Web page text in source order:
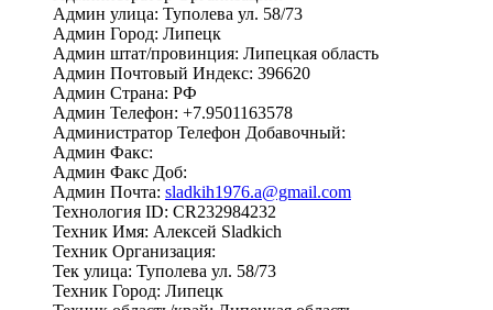
Админ улица: Туполева ул. 58/73
Админ Город: Липецк
Админ штат/провинция: Липецкая область
Админ Почтовый Индекс: 396620
Админ Страна: РФ
Админ Телефон: +7.9501163578
Администратор Телефон Добавочный:
Админ Факс:
Админ Факс Доб:
Админ Почта: sladkih1976.a@gmail.com
Технология ID: CR232984232
Техник Имя: Алексей Sladkich
Техник Организация:
Тек улица: Туполева ул. 58/73
Техник Город: Липецк